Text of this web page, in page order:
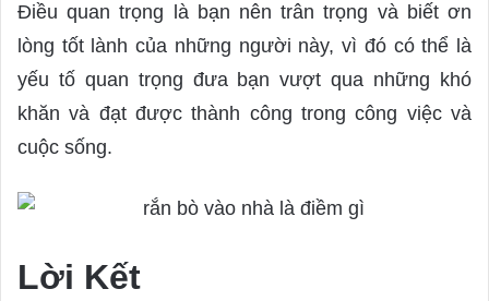
Điều quan trọng là bạn nên trân trọng và biết ơn
lòng tốt lành của những người này, vì đó có thể là
yếu tố quan trọng đưa bạn vượt qua những khó
khăn và đạt được thành công trong công việc và
cuộc sống.
Lời Kết